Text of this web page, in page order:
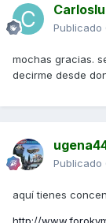
Publicado
mochas gracias.
decirme desde
Publicado
aquí tienes
http://